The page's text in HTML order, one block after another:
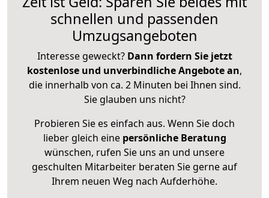
schnellen und passenden
Umzugsangeboten
Interesse geweckt? Dann fordern Sie jetzt
kostenlose und unverbindliche Angebote an,
die innerhalb von ca. 2 Minuten bei Ihnen sind.
Sie glauben uns nicht?
Probieren Sie es einfach aus. Wenn Sie doch
lieber gleich eine persönliche Beratung
wünschen, rufen Sie uns an und unsere
geschulten Mitarbeiter beraten Sie gerne auf
Ihrem neuen Weg nach Aufderhöhe.